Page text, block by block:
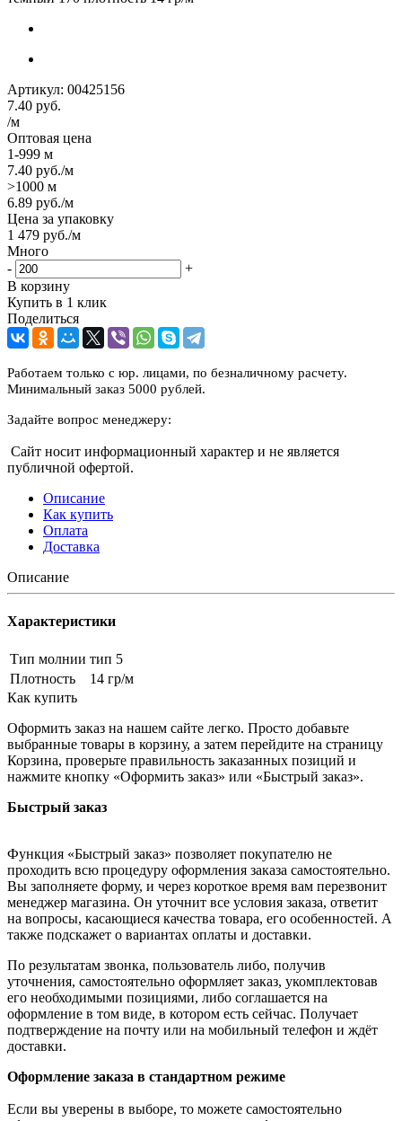
Артикул: 00425156
7.40 руб.
/м
Оптовая цена
1-999 м
7.40 руб./м
>1000 м
6.89 руб./м
Цена за упаковку
1 479 руб./м
Много
-
+
В корзину
Купить в 1 клик
Поделиться
Работаем только с юр. лицами, по безналичному расчету.
Минимальный заказ 5000 рублей.
Задайте вопрос менеджеру:
Сайт носит информационный характер и не является
публичной офертой.
Описание
Как купить
Оплата
Доставка
Описание
Характеристики
Тип молнии тип 5
Плотность
14 гр/м
Как купить
Оформить заказ на нашем сайте легко. Просто добавьте
выбранные товары в корзину, а затем перейдите на страницу
Корзина, проверьте правильность заказанных позиций и
нажмите кнопку «Оформить заказ» или «Быстрый заказ».
Быстрый заказ
Функция «Быстрый заказ» позволяет покупателю не
проходить всю процедуру оформления заказа самостоятельно.
Вы заполняете форму, и через короткое время вам перезвонит
менеджер магазина. Он уточнит все условия заказа, ответит
на вопросы, касающиеся качества товара, его особенностей. А
также подскажет о вариантах оплаты и доставки.
По результатам звонка, пользователь либо, получив
уточнения, самостоятельно оформляет заказ, укомплектовав
его необходимыми позициями, либо соглашается на
оформление в том виде, в котором есть сейчас. Получает
подтверждение на почту или на мобильный телефон и ждёт
доставки.
Оформление заказа в стандартном режиме
Если вы уверены в выборе, то можете самостоятельно